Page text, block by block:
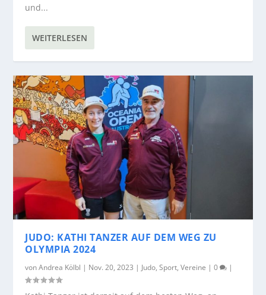
und...
WEITERLESEN
JUDO: KATHI TANZER AUF DEM WEG ZU
OLYMPIA 2024
vonAndrea Kölbl | Nov. 20, 2023 | Judo,Sport,Vereine |0 |